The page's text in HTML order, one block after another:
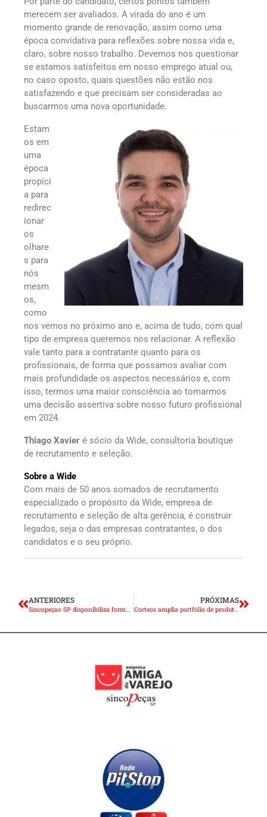
merecem ser avaliados. A virada do ano é um
momento grande de renovação, assim como uma
época convidativa para reflexões sobre nossa vida e,
claro, sobre nosso trabalho. Devemos nos questionar
se estamos satisfeitos em nosso emprego atual ou,
no caso oposto, quais questões não estão nos
satisfazendo e que precisam ser consideradas ao
buscarmos uma nova oportunidade.
Estam
os em
uma
época
propíci
a para
redirec
ionar
os
olhare
s para
nós
mesm
os,
como
nos vemos no próximo ano e, acima de tudo, com qual
tipo de empresa queremos nos relacionar. A reflexão
vale tanto para a contratante quanto para os
profissionais, de forma que possamos avaliar com
mais profundidade os aspectos necessários e, com
isso, termos uma maior consciência ao tomarmos
uma decisão assertiva sobre nosso futuro profissional
em 2024.
Thiago Xavier é sócio da Wide, consultoria boutique
de recrutamento e seleção.
Sobre a Wide
Com mais de 50 anos somados de recrutamento
especializado o propósito da Wide, empresa de
recrutamento e seleção de alta gerência, é construir
legados, seja o das empresas contratantes, o dos
candidatos e o seu próprio.
ANTERIORES
Sincopeças-SP disponibiliza formulário de adesão ao REPIS
PRÓXIMAS
Corteco amplia portfólio de produtos para linhas leve e pesada